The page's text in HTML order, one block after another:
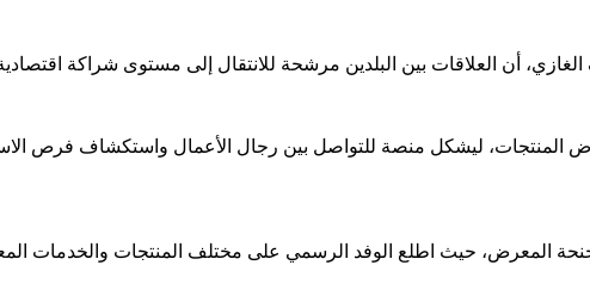
المنتجات، ليشكل منصة للتواصل بين رجال الأعمال واستكشاف فرص